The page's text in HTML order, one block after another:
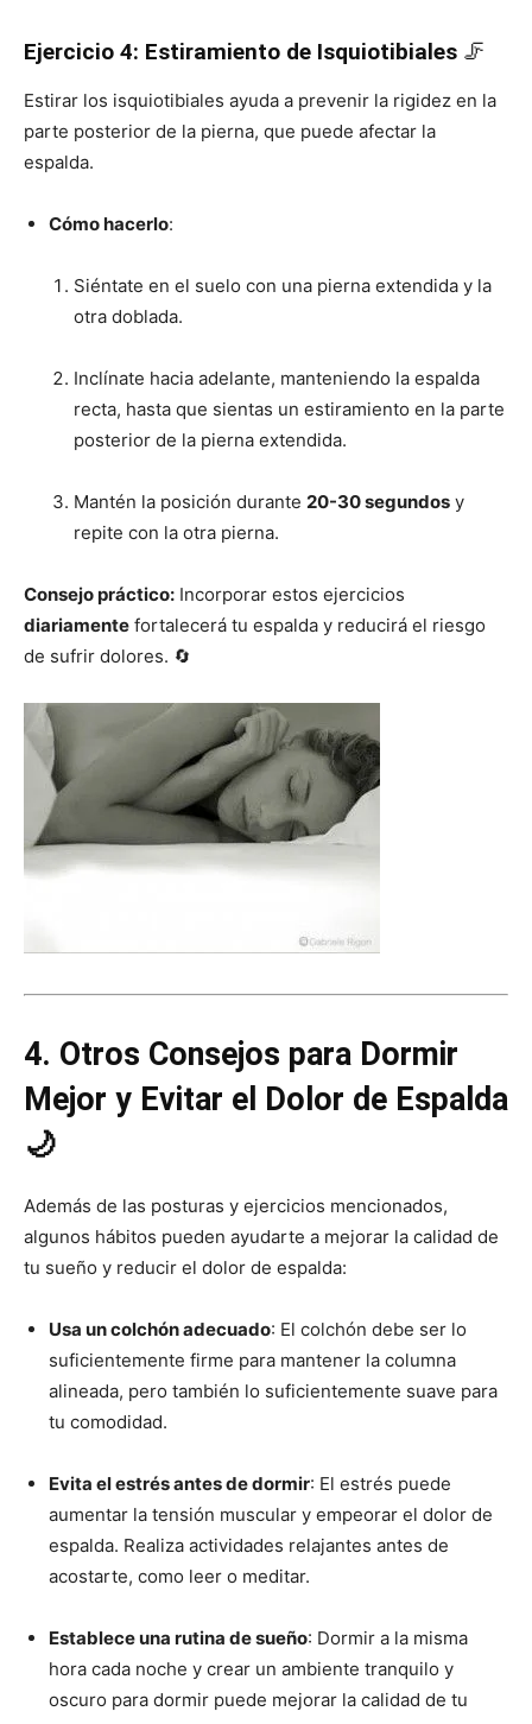
Ejercicio 4: Estiramiento de Isquiotibiales 🦵
Estirar los isquiotibiales ayuda a prevenir la rigidez en la
parte posterior de la pierna, que puede afectar la
espalda.
Cómo hacerlo:
Siéntate en el suelo con una pierna extendida y la
otra doblada.
Inclínate hacia adelante, manteniendo la espalda
recta, hasta que sientas un estiramiento en la parte
posterior de la pierna extendida.
Mantén la posición durante 20-30 segundos y
repite con la otra pierna.
Consejo práctico: Incorporar estos ejercicios
diariamente fortalecerá tu espalda y reducirá el riesgo
de sufrir dolores. 🔄
4. Otros Consejos para Dormir
Mejor y Evitar el Dolor de Espalda
🌙
Además de las posturas y ejercicios mencionados,
algunos hábitos pueden ayudarte a mejorar la calidad de
tu sueño y reducir el dolor de espalda:
Usa un colchón adecuado: El colchón debe ser lo
suficientemente firme para mantener la columna
alineada, pero también lo suficientemente suave para
tu comodidad.
Evita el estrés antes de dormir: El estrés puede
aumentar la tensión muscular y empeorar el dolor de
espalda. Realiza actividades relajantes antes de
acostarte, como leer o meditar.
Establece una rutina de sueño: Dormir a la misma
hora cada noche y crear un ambiente tranquilo y
oscuro para dormir puede mejorar la calidad de tu